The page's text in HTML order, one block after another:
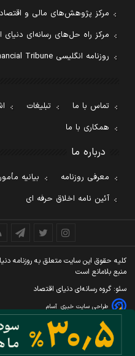
مرکز پژوهش‌های مالی و
مرکز راه حل‌های رسانه‌ای دنیای
روزنامه انگلیسی Financial Tribune
تماس با ما تبلیغات
همکاری با ما
درباره ما
معرفی روزنامه
بیانیه
آئین نامه اخلاق حرفه ای
کليه حقوق اين سايت متعلق به روزنامه
منبع بلامانع است
سئو: گروه رسانه‌ای دنیای اقتصاد
طراحی سایت خبری آسام